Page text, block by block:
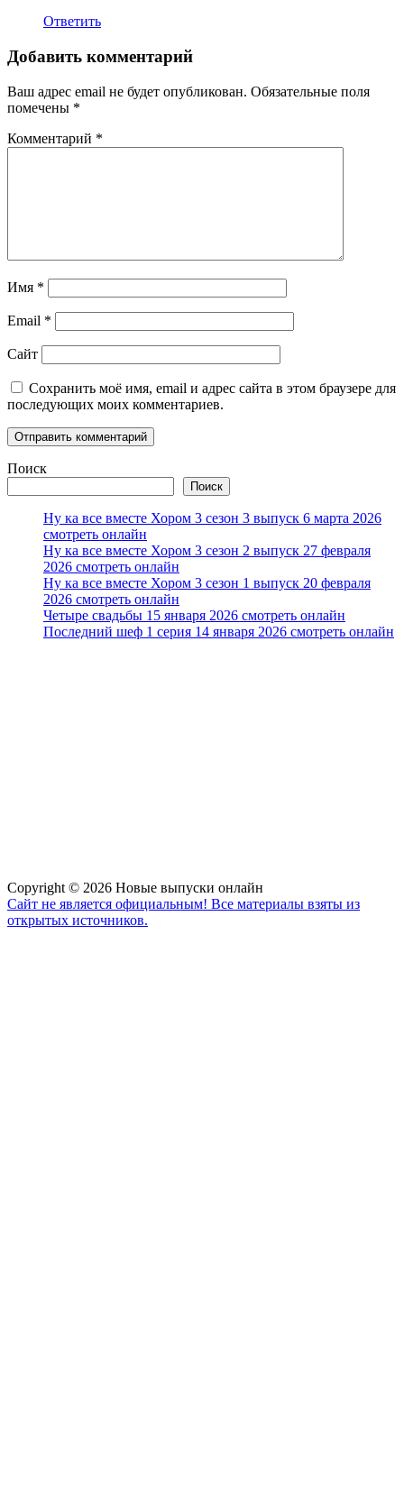
Ответить
Добавить комментарий
Ваш адрес email не будет опубликован. Обязательные поля
помечены *
Комментарий *
Имя *
Email *
Сайт
Сохранить моё имя, email и адрес сайта в этом браузере для
последующих моих комментариев.
Поиск
Поиск
Ну ка все вместе Хором 3 сезон 3 выпуск 6 марта 2026
смотреть онлайн
Ну ка все вместе Хором 3 сезон 2 выпуск 27 февраля
2026 смотреть онлайн
Ну ка все вместе Хором 3 сезон 1 выпуск 20 февраля
2026 смотреть онлайн
Четыре свадьбы 15 января 2026 смотреть онлайн
Последний шеф 1 серия 14 января 2026 смотреть онлайн
Copyright © 2026 Новые выпуски онлайн
Сайт не является официальным! Все материалы взяты из
открытых источников.